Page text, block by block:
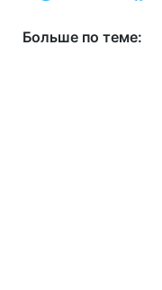
Больше по теме: